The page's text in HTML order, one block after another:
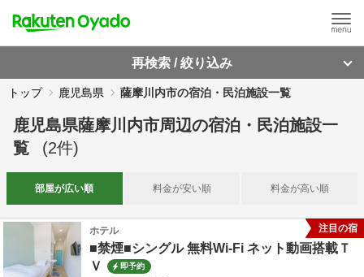
再検索 / 絞り込み
トップ 鹿児島県 薩摩川内市の宿泊・民泊施設一覧
鹿児島県薩摩川内市周辺の宿泊・民泊施設一
覧
(2件)
部屋が広い順 料金が安い順 料金が高い順
ホテル
■禁煙■シングル 無料Wi-Fi ネット動画搭載Ｔ
Ｖ
即予約
注目の宿